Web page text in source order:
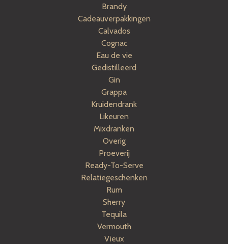
Brandy
Cadeauverpakkingen
Calvados
Cognac
Eau de vie
Gedistilleerd
Gin
Grappa
Kruidendrank
Likeuren
Mixdranken
Overig
Proeverij
Ready-To-Serve
Relatiegeschenken
Rum
Sherry
Tequila
Vermouth
Vieux